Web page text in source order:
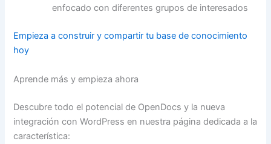
enfocado con diferentes grupos de interesados
Empieza a construir y compartir tu base de conocimiento
hoy
Aprende más y empieza ahora
Descubre todo el potencial de OpenDocs y la nueva
integración con WordPress en nuestra página dedicada a la
característica: